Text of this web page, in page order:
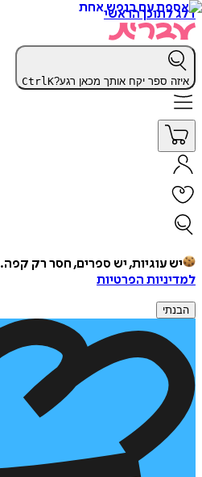
דלג לתוכן הראשי
איזה ספר יקח אותך מכאן רגע? CtrlK
יש עוגיות, יש ספרים, חסר רק קפה.
למדיניות הפרטיות
הבנתי